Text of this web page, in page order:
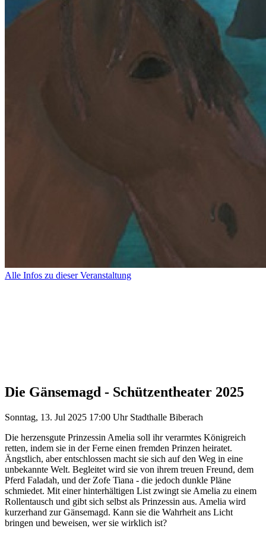
Alle Infos zu dieser Veranstaltung
Die Gänsemagd - Schützentheater 2025
Sonntag, 13. Jul 2025 17:00 Uhr Stadthalle Biberach
Die herzensgute Prinzessin Amelia soll ihr verarmtes Königreich
retten, indem sie in der Ferne einen fremden Prinzen heiratet.
Ängstlich, aber entschlossen macht sie sich auf den Weg in eine
unbekannte Welt. Begleitet wird sie von ihrem treuen Freund, dem
Pferd Faladah, und der Zofe Tiana - die jedoch dunkle Pläne
schmiedet. Mit einer hinterhältigen List zwingt sie Amelia zu einem
Rollentausch und gibt sich selbst als Prinzessin aus. Amelia wird
kurzerhand zur Gänsemagd. Kann sie die Wahrheit ans Licht
bringen und beweisen, wer sie wirklich ist?